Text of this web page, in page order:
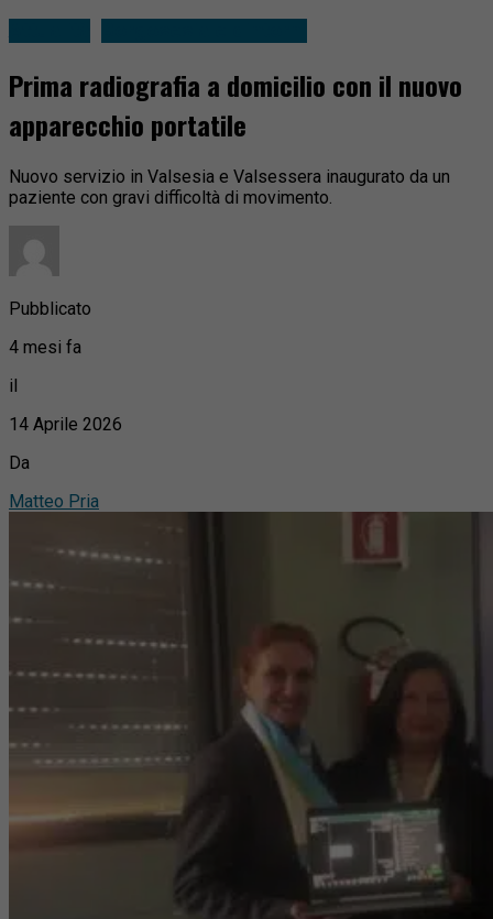
Prima radiografia a domicilio con il nuovo
apparecchio portatile
Nuovo servizio in Valsesia e Valsessera inaugurato da un
paziente con gravi difficoltà di movimento.
Pubblicato
4 mesi fa
il
14 Aprile 2026
Da
Matteo Pria